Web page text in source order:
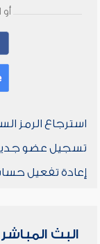
استرجاع الرمز
تسجيل عضو
إعادة تفعيل
البث المباشر